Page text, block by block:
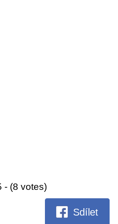
- (8 votes)
Sdílet